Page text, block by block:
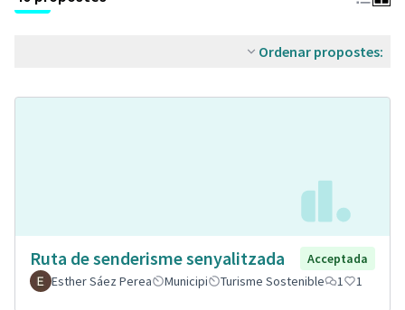
Ordenar propostes:
Ruta de senderisme senyalitzada
Acceptada
Esther Sáez Perea
Municipi Turisme Sostenible 1 1